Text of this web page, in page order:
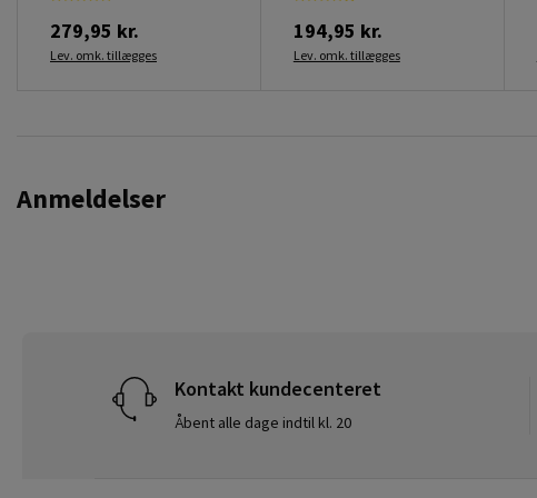
279,95 kr.
Lev. omk. tillægges
194,95 kr.
Lev. omk. tillægges
Anmeldelser
Kontakt kundecenteret
Åbent alle dage indtil kl. 20